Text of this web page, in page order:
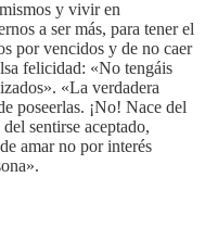
y vivir en
a ser más, para tener el
por vencidos y de no caer
felicidad: «No tengáis
«La verdadera
poseerlas. ¡No! Nace del
sentirse aceptado,
amar no por interés